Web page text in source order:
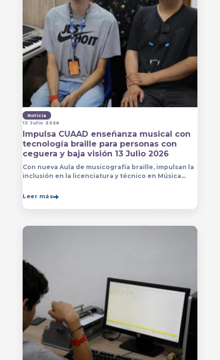
Noticia
13 Julio 2026
Impulsa CUAAD enseñanza musical con
tecnología braille para personas con
ceguera y baja visión 13 Julio 2026
Con nueva Aula de musicografía braille, impulsan la
inclusión en la licenciatura y técnico en Música
formen con mayor autonomía
Leer más